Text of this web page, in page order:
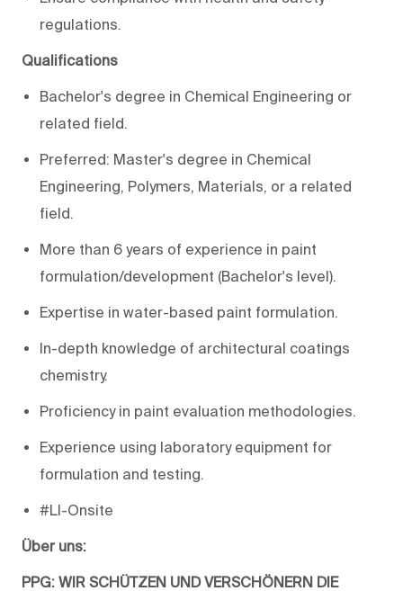
regulations.
Qualifications
Bachelor's degree in Chemical Engineering or
related field.
Preferred: Master's degree in Chemical
Engineering, Polymers, Materials, or a related
field.
More than 6 years of experience in paint
formulation/development (Bachelor's level).
Expertise in water-based paint formulation.
In-depth knowledge of architectural coatings
chemistry.
Proficiency in paint evaluation methodologies.
Experience using laboratory equipment for
formulation and testing.
#LI-Onsite
Über uns:
PPG: WIR SCHÜTZEN UND VERSCHÖNERN DIE